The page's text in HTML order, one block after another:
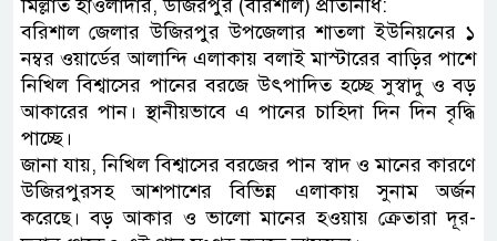
মিল্লাত হাওলাদার, উজিরপুর (বরিশাল) প্রতিনিধি:
বরিশাল জেলার উজিরপুর উপজেলার শাতলা ইউনিয়নের ১
নম্বর ওয়ার্ডের আলান্দি এলাকায় বলাই মাস্টারের বাড়ির পাশে
নিখিল বিশ্বাসের পানের বরজে উৎপাদিত হচ্ছে সুস্বাদু ও বড়
আকারের পান। স্থানীয়ভাবে এ পানের চাহিদা দিন দিন বৃদ্ধি
পাচ্ছে।
জানা যায়, নিখিল বিশ্বাসের বরজের পান স্বাদ ও মানের কারণে
উজিরপুরসহ আশপাশের বিভিন্ন এলাকায় সুনাম অর্জন
করেছে। বড় আকার ও ভালো মানের হওয়ায় ক্রেতারা দূর-